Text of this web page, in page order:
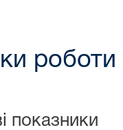
роботи
показники